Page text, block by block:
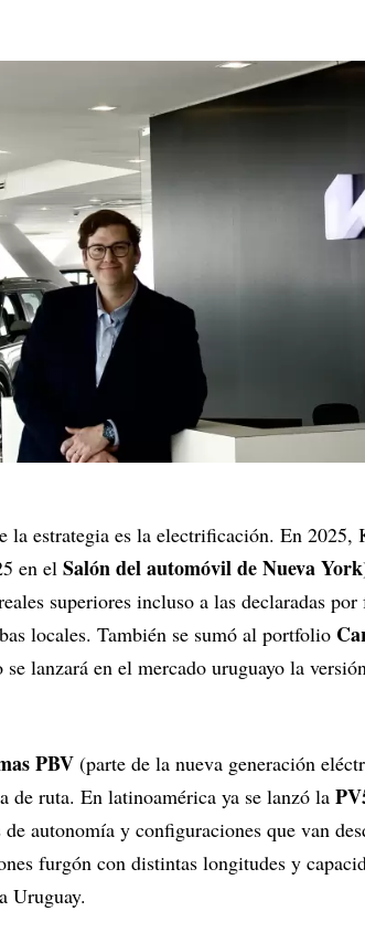
la estrategia es la electrificación. En
en el Salón del automóvil de Nueva York
superiores incluso a las declaradas
locales. También se sumó al portfolio
lanzará en el mercado uruguayo la
PBV (parte de la nueva generación
de ruta. En latinoamérica ya se lanzó la
autonomía y configuraciones que van
furgón con distintas longitudes y
Uruguay.